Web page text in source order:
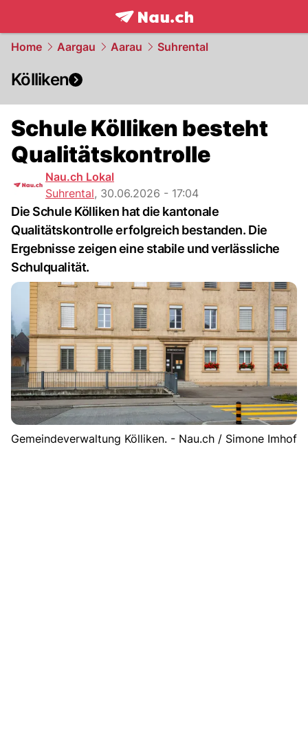
frontpage.NAU.ch
Home Aargau Aarau Suhrental
Kölliken
Schule Kölliken besteht
Qualitätskontrolle
Nau.ch Lokal
Suhrental, 30.06.2026 - 17:04
Die Schule Kölliken hat die kantonale
Qualitätskontrolle erfolgreich bestanden. Die
Ergebnisse zeigen eine stabile und verlässliche
Schulqualität.
Gemeindeverwaltung Kölliken. - Nau.ch / Simone Imhof